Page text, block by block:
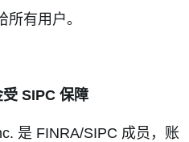
所有用户。
受 SIPC 保障
是 FINRA/SIPC 成员，账